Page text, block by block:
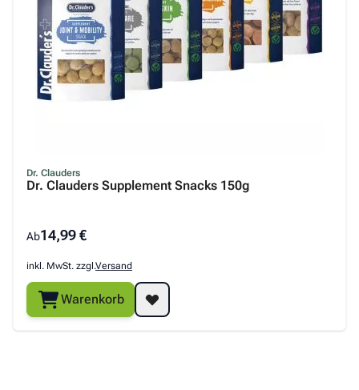
Dr. Clauders
Dr. Clauders Supplement Snacks 150g
Ab14,99 €
inkl. MwSt. zzgl.Versand
Warenkorb